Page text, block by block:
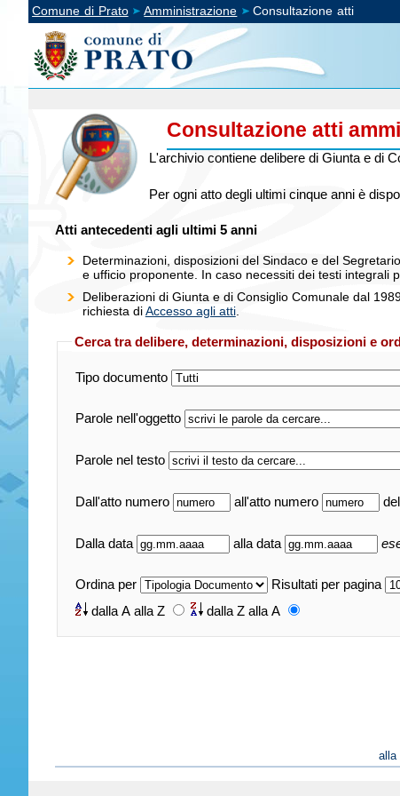
Comune di Prato Amministrazione Consultazione atti
Consultazione atti
L'archivio contiene delibere di Giunta e di
Per ogni atto degli ultimi cinque anni è
Atti antecedenti agli ultimi 5 anni
Determinazioni, disposizioni del Sindaco e del
e ufficio proponente. In caso necessiti dei testi integrali
Deliberazioni di Giunta e di Consiglio Comunale dal
richiesta diAccesso agli atti.
Cerca tra delibere, determinazioni, disposizioni e
Tipo documento
Parole nell'oggetto
Parole nel testo
Dall'atto numero all'atto numero
Dalla data alla data
Ordina per
Risultati per pagina
dalla A alla Z
dalla Z alla A
alla